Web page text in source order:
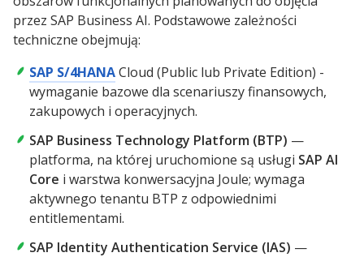
przez SAP Business AI. Podstawowe zależności
techniczne obejmują:
SAP S/4HANACloud (Public lub Private Edition) -
wymaganie bazowe dla scenariuszy finansowych,
zakupowych i operacyjnych.
SAP Business Technology Platform (BTP) —
platforma, na której uruchomione są usługi SAP AI
Core i warstwa konwersacyjna Joule; wymaga
aktywnego tenantu BTP z odpowiednimi
entitlementami.
SAP Identity Authentication Service (IAS) —